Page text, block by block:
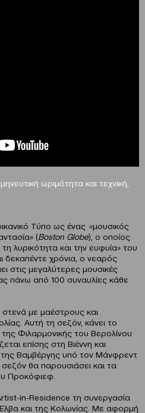
ωριμότητα και τεχνική,
Τύπο ως ένας «μουσικός
(Boston Globe), ο οποίος
λυρικότητα και την ευφυία» του
δεκαπέντε χρόνια, ο νεαρός
στις μεγαλύτερες μουσικές
πάνω από 100 συναυλίες κάθε
στενά με μαέστρους και
Αυτή τη σεζόν, κάνει το
Φιλαρμονικής του Βερολίνου
επίσης στη Βιέννη και
Βαμβέργης υπό τον Μάνφρεντ
θα παρουσιάσει και τα
Προκόφιεφ.
in-Residence τη συνεργασία
και της Κολωνίας. Με αφορμή